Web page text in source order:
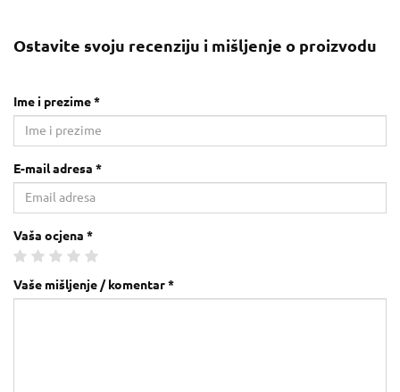
Ostavite svoju recenziju i mišljenje o proizvodu
Ime i prezime *
E-mail adresa *
Vaša ocjena *
Vaše mišljenje / komentar *